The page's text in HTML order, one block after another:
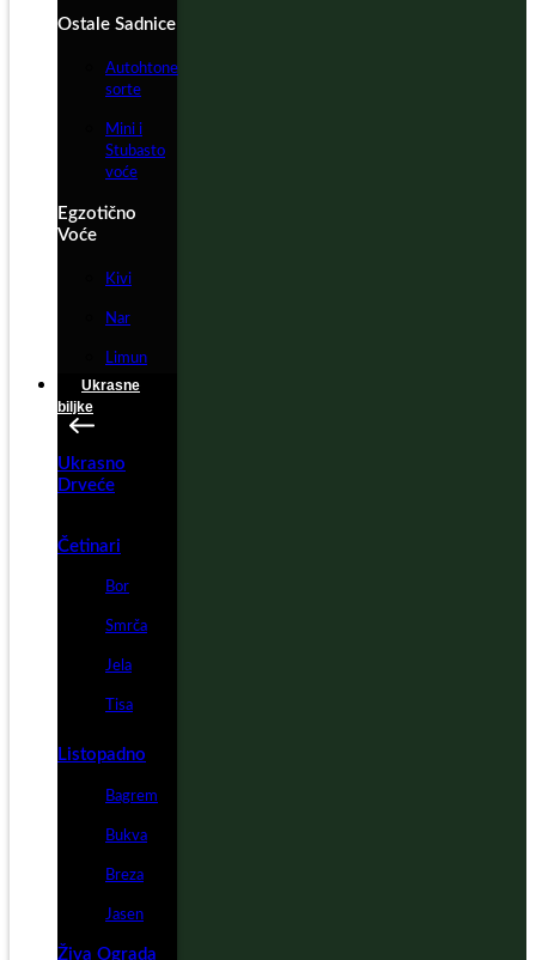
Ostale Sadnice
Autohtone
sorte
Mini i
Stubasto
voće
Egzotično
Voće
Kivi
Nar
Limun
Ukrasne
biljke
Ukrasno
Drveće
Četinari
Bor
Smrča
Jela
Tisa
Listopadno
Bagrem
Bukva
Breza
Jasen
Živa Ograda